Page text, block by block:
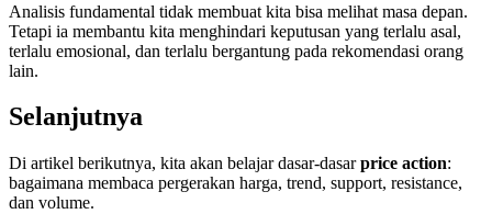
Analisis fundamental tidak membuat kita bisa melihat masa depan.
Tetapi ia membantu kita menghindari keputusan yang terlalu asal,
terlalu emosional, dan terlalu bergantung pada rekomendasi orang
lain.
Selanjutnya
Di artikel berikutnya, kita akan belajar dasar-dasarprice action:
bagaimana membaca pergerakan harga, trend, support, resistance,
dan volume.